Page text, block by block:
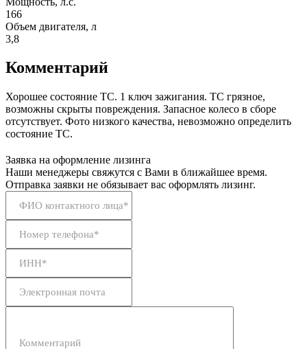
166
Объем двигателя, л
3,8
Комментарий
Хорошее состояние ТС. 1 ключ зажигания. ТС грязное,
возможны скрыты повреждения. Запасное колесо в сборе
отсутствует. Фото низкого качества, невозможно определить
состояние ТС.
Заявка на оформление лизинга
Наши менеджеры свяжутся с Вами в ближайшее время.
Отправка заявки не обязывает вас оформлять лизинг.
ФИО контактного лица*
Номер телефона*
ИНН*
Электронная почта
Комментарий